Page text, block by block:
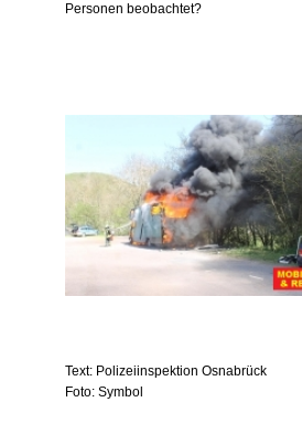
Personen beobachtet?
Text: Polizeiinspektion Osnabrück
Foto: Symbol